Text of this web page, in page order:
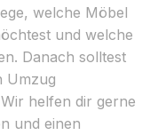
welche Möbel
und welche
Danach solltest
Umzug
helfen dir gerne
und einen